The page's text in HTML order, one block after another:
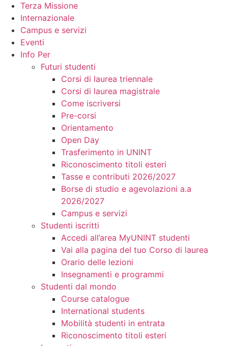
Terza Missione
Internazionale
Campus e servizi
Eventi
Info Per
Futuri studenti
Corsi di laurea triennale
Corsi di laurea magistrale
Come iscriversi
Pre-corsi
Orientamento
Open Day
Trasferimento in UNINT
Riconoscimento titoli esteri
Tasse e contributi 2026/2027
Borse di studio e agevolazioni a.a
2026/2027
Campus e servizi
Studenti iscritti
Accedi all’area MyUNINT studenti
Vai alla pagina del tuo Corso di laurea
Orario delle lezioni
Insegnamenti e programmi
Studenti dal mondo
Course catalogue
International students
Mobilità studenti in entrata
Riconoscimento titoli esteri